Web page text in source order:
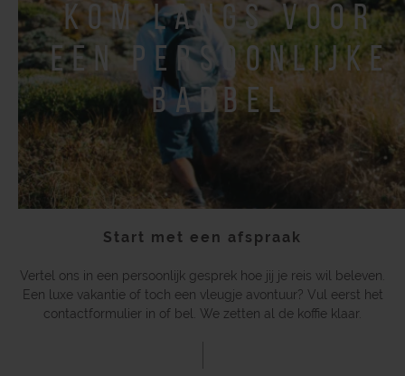
kom langs voor
een persoonlijke
babbel
Start met een afspraak
Vertel ons in een persoonlijk gesprek hoe jij je reis wil beleven.
Een luxe vakantie of toch een vleugje avontuur? Vul eerst het
contactformulier in of bel. We zetten al de koffie klaar.